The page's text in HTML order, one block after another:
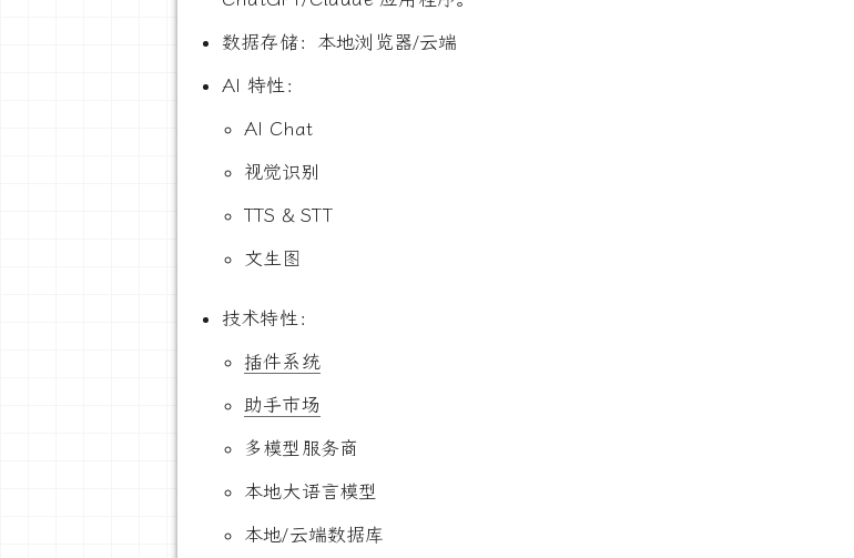
数据存储：本地浏览器/云端
AI 特性：
AI Chat
视觉识别
TTS & STT
文生图
技术特性：
插件系统
助手市场
多模型服务商
本地大语言模型
本地/云端数据库